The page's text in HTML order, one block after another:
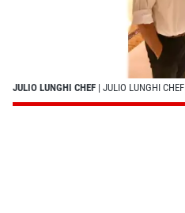
JULIO LUNGHI CHEF | JULIO LUNGHI CHEF